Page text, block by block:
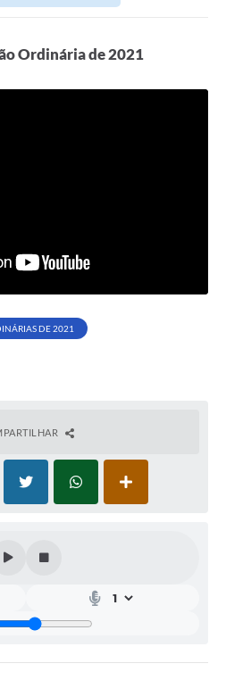
Ordinária de 2021
DE 2021